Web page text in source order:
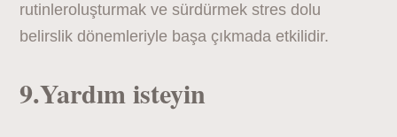
rutinleroluşturmak ve sürdürmek stres dolu
belirslik dönemleriyle başa çıkmada etkilidir.
9.Yardım isteyin